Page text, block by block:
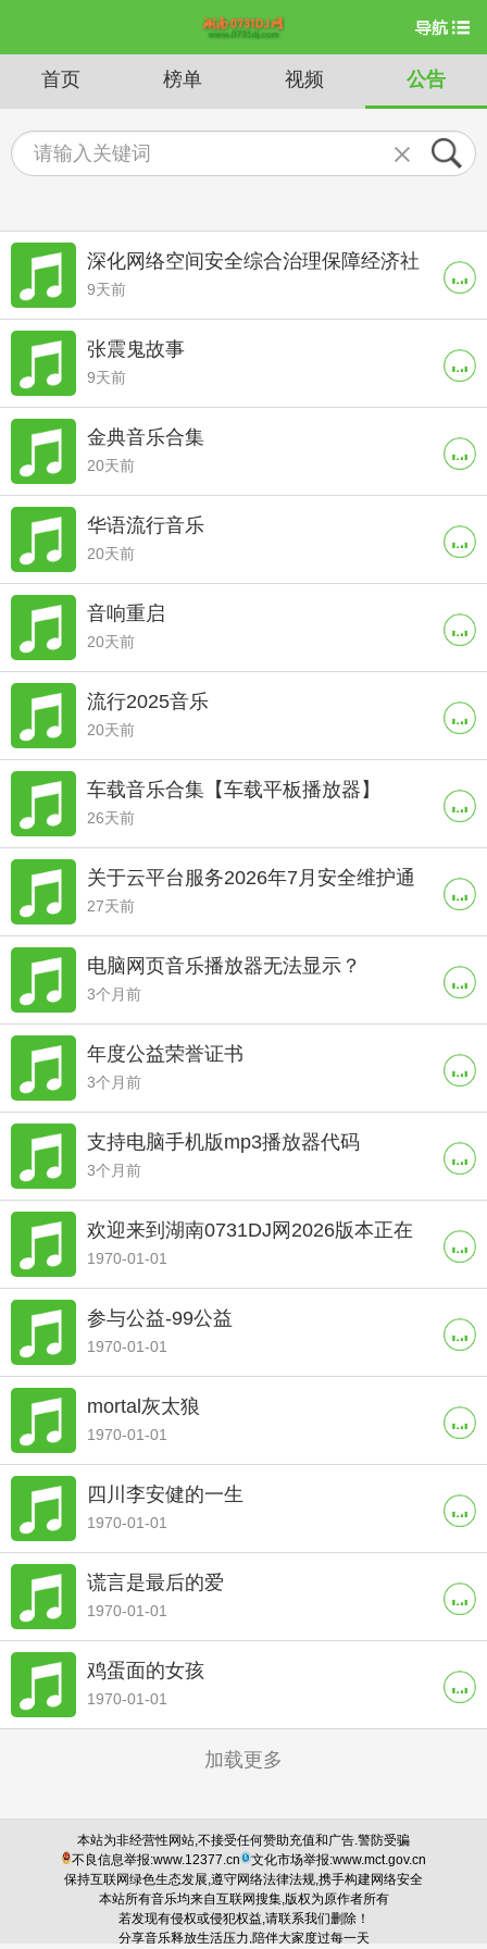
首页 榜单 视频 公告
深化网络空间安全综合治理保障经济社
会高质量发展
9天前
张震鬼故事
9天前
金典音乐合集
20天前
华语流行音乐
20天前
音响重启
20天前
流行2025音乐
20天前
车载音乐合集【车载平板播放器】
26天前
关于云平台服务2026年7月安全维护通
知
27天前
电脑网页音乐播放器无法显示？
3个月前
年度公益荣誉证书
3个月前
支持电脑手机版mp3播放器代码
3个月前
欢迎来到湖南0731DJ网2026版本正在
更新中....！
1970-01-01
参与公益-99公益
1970-01-01
mortal灰太狼
1970-01-01
四川李安健的一生
1970-01-01
谎言是最后的爱
1970-01-01
鸡蛋面的女孩
1970-01-01
加载更多
本站为非经营性网站,不接受任何赞助充值和广告.警防受骗
不良信息举报:www.12377.cn
文化市场举报:www.mct.gov.cn
保持互联网绿色生态发展,遵守网络法律法规,携手构建网络安全
本站所有音乐均来自互联网搜集,版权为原作者所有
若发现有侵权或侵犯权益,请联系我们删除！
分享音乐释放生活压力,陪伴大家度过每一天